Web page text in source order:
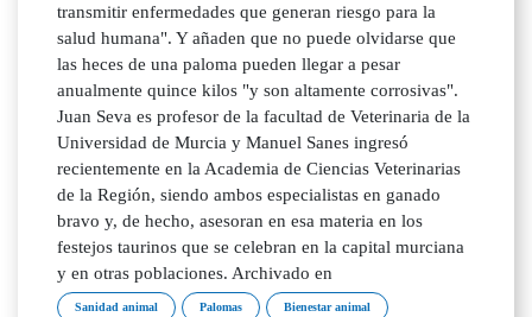
transmitir enfermedades que generan riesgo para la
salud humana". Y añaden que no puede olvidarse que
las heces de una paloma pueden llegar a pesar
anualmente quince kilos "y son altamente corrosivas".
Juan Seva es profesor de la facultad de Veterinaria de la
Universidad de Murcia y Manuel Sanes ingresó
recientemente en la Academia de Ciencias Veterinarias
de la Región, siendo ambos especialistas en ganado
bravo y, de hecho, asesoran en esa materia en los
festejos taurinos que se celebran en la capital murciana
y en otras poblaciones. Archivado en
Sanidad animal Palomas Bienestar animal